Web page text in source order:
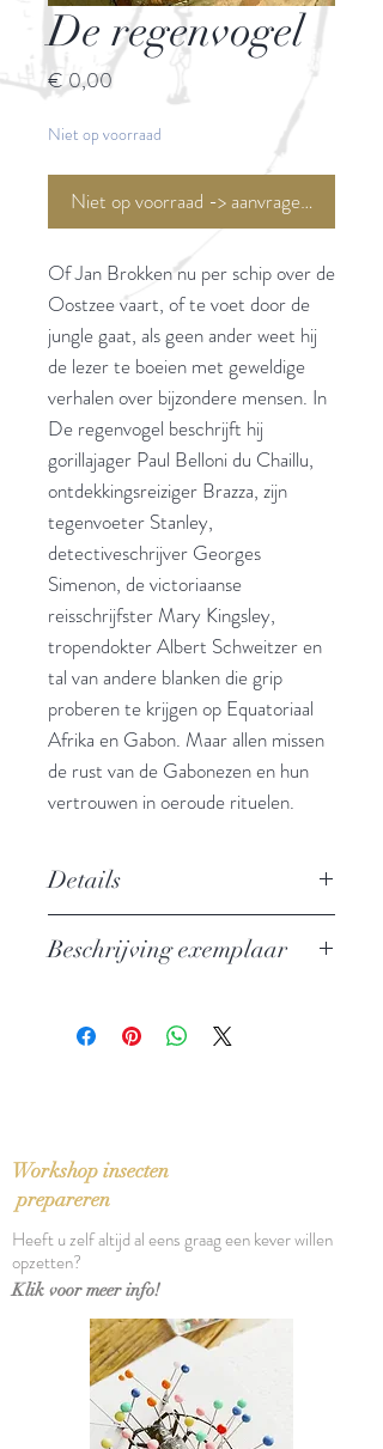
De regenvogel
€ 0,00
Niet op voorraad
Niet op voorraad -> aanvragen <-
Of Jan Brokken nu per schip over de
Oostzee vaart, of te voet door de
jungle gaat, als geen ander weet hij
de lezer te boeien met geweldige
verhalen over bijzondere mensen. In
De regenvogel beschrijft hij
gorillajager Paul Belloni du Chaillu,
ontdekkingsreiziger Brazza, zijn
tegenvoeter Stanley,
detectiveschrijver Georges
Simenon, de victoriaanse
reisschrijfster Mary Kingsley,
tropendokter Albert Schweitzer en
tal van andere blanken die grip
proberen te krijgen op Equatoriaal
Afrika en Gabon. Maar allen missen
de rust van de Gabonezen en hun
vertrouwen in oeroude rituelen.
Details
Auteur: Jan Brokken
ISBN: 9789045019192
Aantal pagina's: 239
Beschrijving exemplaar
Workshop insecten
prepareren
Heeft u zelf altijd al eens graag een kever willen
opzetten?
Klik voor meer info!